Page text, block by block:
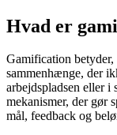
Hvad er
Gamification betyder,
sammenhænge, der
arbejdspladsen eller i
mekanismer, der gør
mål, feedback og